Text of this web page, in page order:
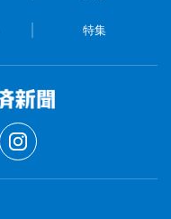
特集